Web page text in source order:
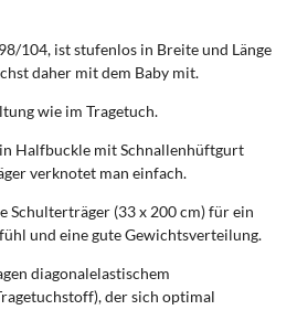
104, ist stufenlos in Breite und Länge
daher mit dem Baby mit.
wie im Tragetuch.
Halfbuckle mit Schnallenhüftgurt
verknotet man einfach.
Schulterträger (33 x 200 cm) für ein
und eine gute Gewichtsverteilung.
diagonalelastischem
der sich optimal